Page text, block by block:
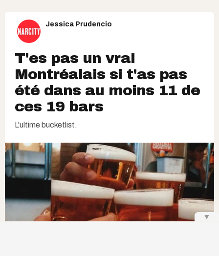
Jessica Prudencio
T'es pas un vrai
Montréalais si t'as pas
été dans au moins 11 de
ces 19 bars
L'ultime bucketlist.
▼